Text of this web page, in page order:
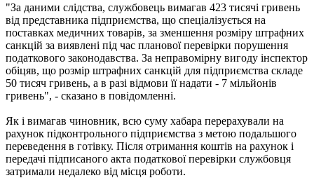
"За даними слідства, службовець вимагав 423 тисячі гривень
від представника підприємства, що спеціалізується на
поставках медичних товарів, за зменшення розміру штрафних
санкцій за виявлені під час планової перевірки порушення
податкового законодавства. За неправомірну вигоду інспектор
обіцяв, що розмір штрафних санкцій для підприємства складе
50 тисяч гривень, а в разі відмови її надати - 7 мільйонів
гривень", - сказано в повідомленні.
Як і вимагав чиновник, всю суму хабара перерахували на
рахунок підконтрольного підприємства з метою подальшого
переведення в готівку. Після отримання коштів на рахунок і
передачі підписаного акта податкової перевірки службовця
затримали недалеко від місця роботи.